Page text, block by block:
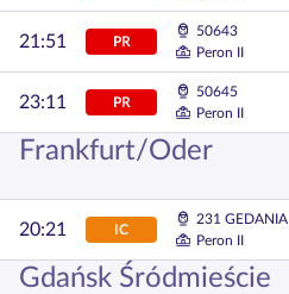
21:51 PR
50643
Peron II
23:11 PR
50645
Peron II
Frankfurt/Oder
20:21 IC
231 GEDANIA
Peron II
Gdańsk Śródmieście